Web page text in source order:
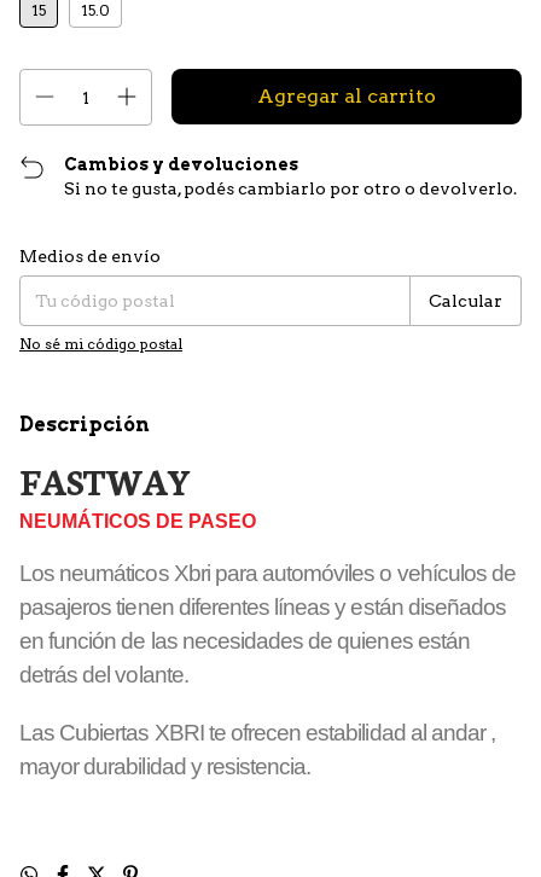
15 15.0
Cambios y devoluciones
Si no te gusta, podés cambiarlo por otro o devolverlo.
Entregas para el CP:
Medios de envío
Calcular
No sé mi código postal
Descripción
FASTWAY
NEUMÁTICOS DE PASEO
Los neumáticos Xbri para automóviles o vehículos de
pasajeros tienen diferentes líneas y están diseñados
en función de las necesidades de quienes están
detrás del volante.
Las Cubiertas XBRI te ofrecen estabilidad al andar ,
mayor durabilidad y resistencia.